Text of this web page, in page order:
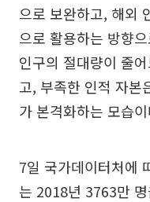
으로 보완하고, 해외
으로 활용하는 방향
인구의 절대량이 줄
고, 부족한 인적 자본
가 본격화하는 모습
7일 국가데이터처에
는 2018년 3763만